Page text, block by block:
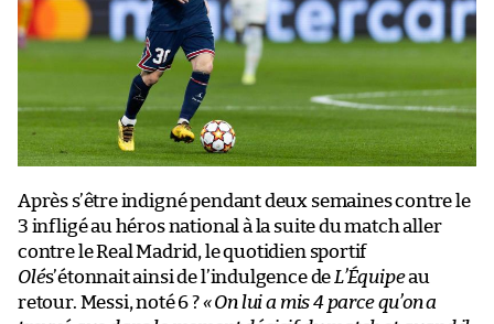
Après s’être indigné pendant deux semaines contre le
3 infligé au héros national à la suite du match aller
contre le Real Madrid, le quotidien sportif
Olés’étonnait ainsi de l’indulgence de L’Équipeau
retour. Messi, noté 6 ?« On lui a mis 4 parce qu’on a